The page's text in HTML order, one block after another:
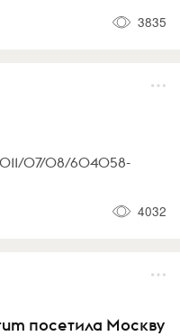
3835
07/08/604058-
4032
посетила Москву